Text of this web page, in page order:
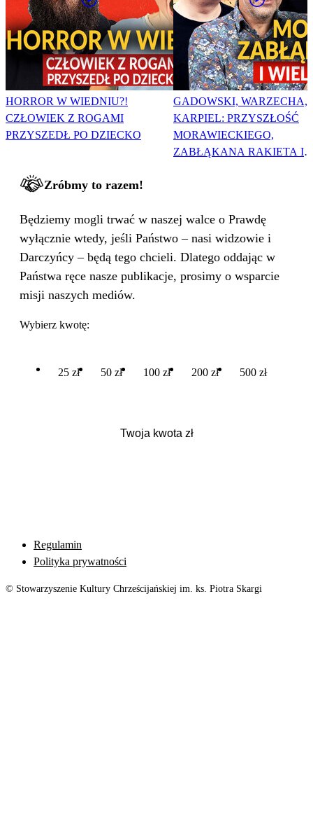
HORROR W WIEDNIU?!
CZŁOWIEK Z ROGAMI
PRZYSZEDŁ PO DZIECKO
GADOWSKI, WARZECHA,
KARPIEL: PRZYSZŁOŚĆ
MORAWIECKIEGO,
ZABŁĄKANA RAKIETA I
Zróbmy to razem!
Będziemy mogli trwać w naszej walce o Prawdę
wyłącznie wtedy, jeśli Państwo – nasi widzowie i
Darczyńcy – będą tego chcieli. Dlatego oddając w
Państwa ręce nasze publikacje, prosimy o wsparcie
misji naszych mediów.
Wybierz kwotę:
25 zł 50 zł 100 zł 200 zł 500 zł
Regulamin
Polityka prywatności
© Stowarzyszenie Kultury Chrześcijańskiej im. ks. Piotra Skargi